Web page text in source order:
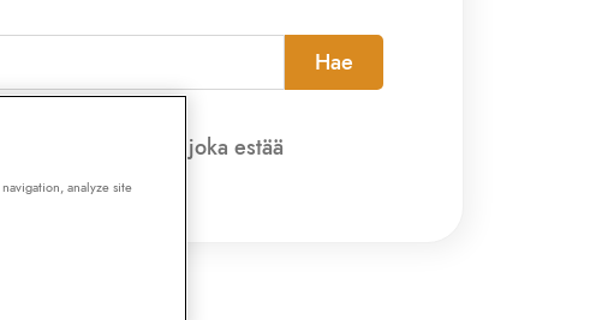
Hae
Kilpi-sovelluksen, joka estää
analyze site